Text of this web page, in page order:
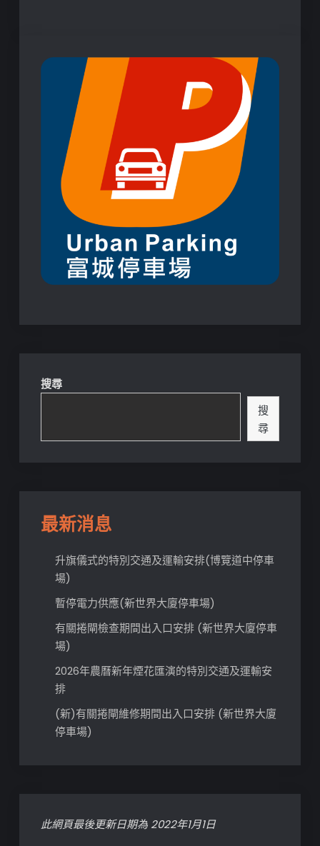
搜尋
搜
尋
最新消息
升旗儀式的特別交通及運輸安排(博覽道中停車
場)
暫停電力供應(新世界大廈停車場)
有關捲閘檢查期間出入口安排 (新世界大廈停車
場)
2026年農曆新年煙花匯演的特別交通及運輸安
排
(新)有關捲閘維修期間出入口安排 (新世界大廈
停車場)
此網頁最後更新日期為 2022年1月1日